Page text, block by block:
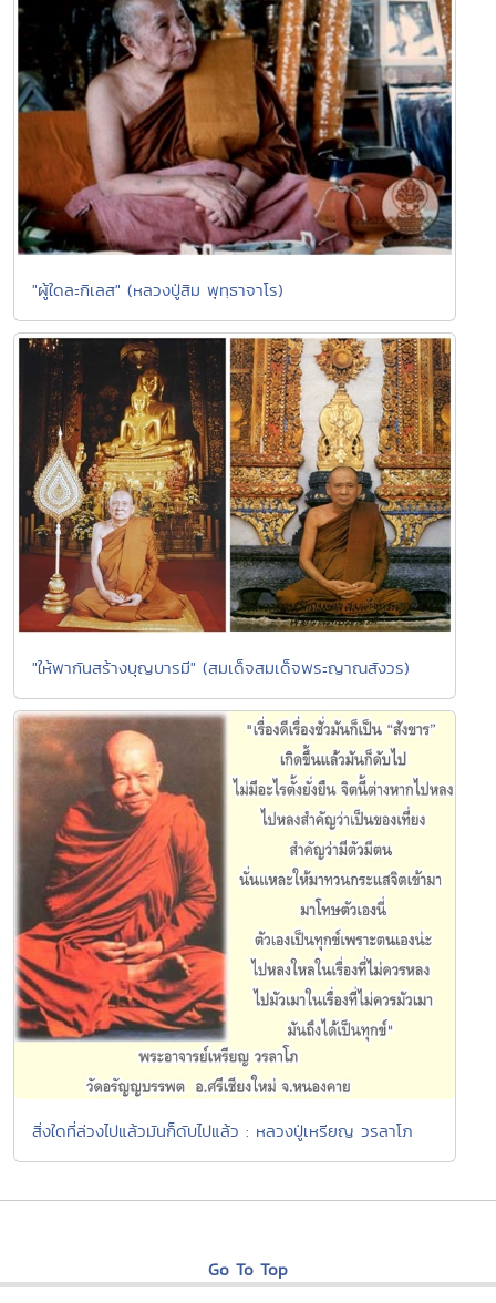
"ผู้ใดละกิเลส" (หลวงปู่สิม พุทฺธาจาโร)
"ให้พากันสร้างบุญบารมี" (สมเด็จสมเด็จพระญาณสังวร)
สิ่งใดที่ล่วงไปแล้วมันก็ดับไปแล้ว : หลวงปู่เหรียญ วรลาโภ
Go To Top